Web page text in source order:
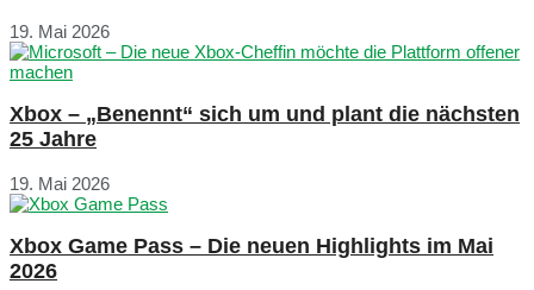
19. Mai 2026
Xbox – „Benennt“ sich um und plant die nächsten
25 Jahre
19. Mai 2026
Xbox Game Pass – Die neuen Highlights im Mai
2026